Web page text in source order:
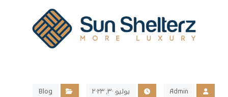
Admin يوليو ٣٠, ٢٠٢٣ Blog